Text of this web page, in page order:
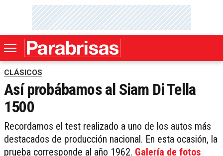
CLÁSICOS
Así probábamos al Siam Di Tella
1500
Recordamos el test realizado a uno de los autos más
destacados de producción nacional. En esta ocasión, la
prueba corresponde al año 1962. Galería de fotos